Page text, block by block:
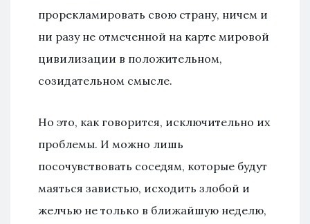
прорекламировать свою страну, ничем и
ни разу не отмеченной на карте мировой
цивилизации в положительном,
созидательном смысле.
Но это, как говорится, исключительно их
проблемы. И можно лишь
посочувствовать соседям, которые будут
маяться завистью, исходить злобой и
желчью не только в ближайшую неделю,